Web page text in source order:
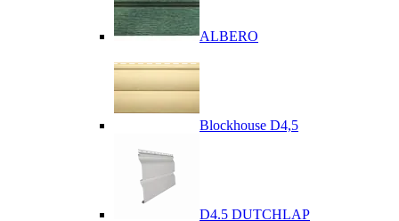
ALBERO
Blockhouse D4,5
D4.5 DUTCHLAP